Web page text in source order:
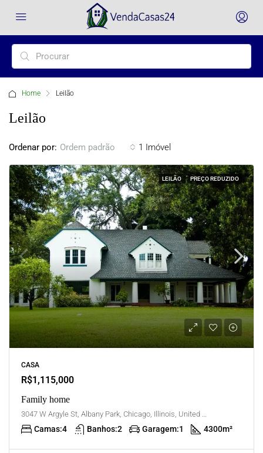
Home Leilão
Leilão
1 Imóvel
Ordenar por: Ordem padrão
LEILÃO PREÇO REDUZIDO
CASA
R$1,115,000
Family home
3047 W Argyle St, Albany Park, Chicago, Illinois, United States
Camas:4 Banhos:2 Garagem:1 4300m²